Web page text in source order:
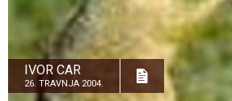
IVOR CAR
26. TRAVNJA 2004.